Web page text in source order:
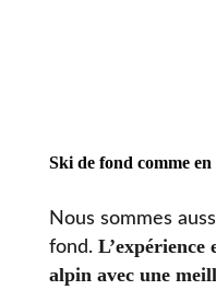
Ski de fond comme
Nous sommes
fond.
alpin avec une